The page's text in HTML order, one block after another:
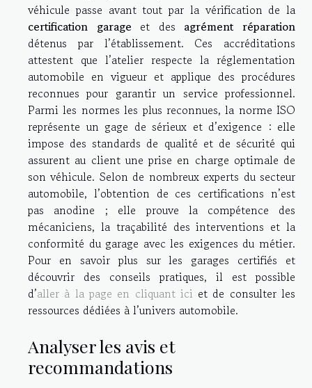
véhicule passe avant tout par la vérification de la
certification garage et des agrément réparation
détenus par l’établissement. Ces accréditations
attestent que l’atelier respecte la réglementation
automobile en vigueur et applique des procédures
reconnues pour garantir un service professionnel.
Parmi les normes les plus reconnues, la norme ISO
représente un gage de sérieux et d’exigence : elle
impose des standards de qualité et de sécurité qui
assurent au client une prise en charge optimale de
son véhicule. Selon de nombreux experts du secteur
automobile, l’obtention de ces certifications n’est
pas anodine ; elle prouve la compétence des
mécaniciens, la traçabilité des interventions et la
conformité du garage avec les exigences du métier.
Pour en savoir plus sur les garages certifiés et
découvrir des conseils pratiques, il est possible
d’aller à la page en cliquant ici et de consulter les
ressources dédiées à l’univers automobile.
Analyser les avis et
recommandations